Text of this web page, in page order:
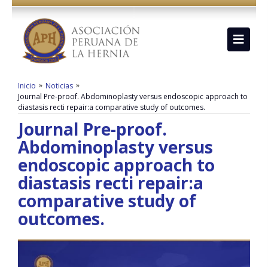
Inicio » Noticias »
Journal Pre-proof. Abdominoplasty versus endoscopic approach to
diastasis recti repair:a comparative study of outcomes.
Journal Pre-proof.
Abdominoplasty versus
endoscopic approach to
diastasis recti repair:a
comparative study of
outcomes.